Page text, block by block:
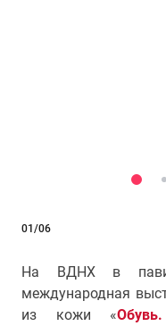
01/06
На ВДНХ в
международная
из кожи «